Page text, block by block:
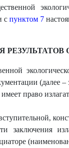
с пунктом 7
(далее –
право
заключения